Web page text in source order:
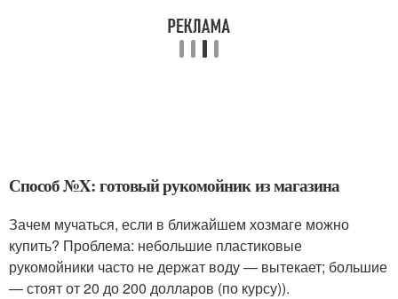
Способ №X: готовый рукомойник из магазина
Зачем мучаться, если в ближайшем хозмаге можно
купить? Проблема: небольшие пластиковые
рукомойники часто не держат воду — вытекает; большие
— стоят от 20 до 200 долларов (по курсу)).